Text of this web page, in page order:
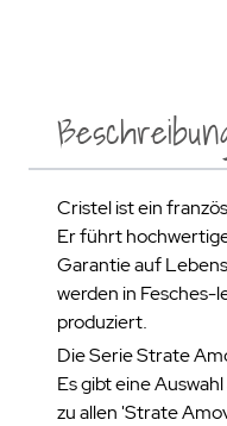
Cristel ist ein
Er führt
Garantie auf
werden in Fesches-
produziert.
Die Serie Strate
Es gibt eine
zu allen 'Strate